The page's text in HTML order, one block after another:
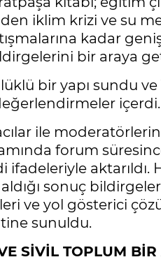
iklim krizi ve su
kadar
bir araya
bir yapı sundu ve
içerdi.
ile
forum
ifadeleriyle
sonuç
ve yol gösterici
sunuldu.
SİVİL TOPLUM BİR